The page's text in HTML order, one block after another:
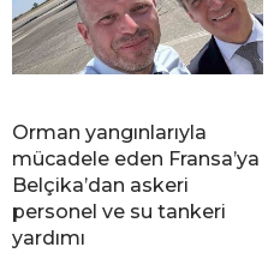
Orman yangınlarıyla
mücadele eden Fransa’ya
Belçika’dan askeri
personel ve su tankeri
yardımı